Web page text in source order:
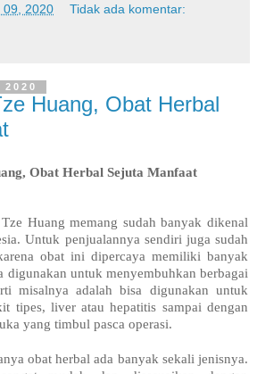
09, 2020 Tidak ada komentar:
Huang, Obat Herbal
Obat Herbal Sejuta Manfaat
Huang memang sudah banyak dikenal
Untuk penjualannya sendiri juga sudah
obat ini dipercaya memiliki banyak
digunakan untuk menyembuhkan berbagai
misalnya adalah bisa digunakan untuk
tipes, liver atau hepatitis sampai dengan
yang timbul pasca operasi.
obat herbal ada banyak sekali jenisnya.